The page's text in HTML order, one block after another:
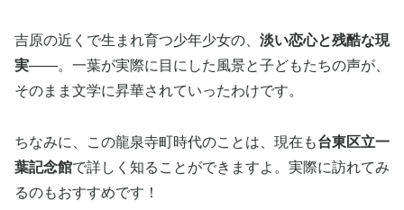
吉原の近くで生まれ育つ少年少女の、 淡い恋心と残酷な現
実——。一葉が実際に目にした風景と子どもたちの声が、
そのまま文学に昇華されていったわけです。
ちなみに、この龍泉寺町時代のことは、現在も台東区立一
葉記念館で詳しく知ることができますよ。実際に訪れてみ
るのもおすすめです！